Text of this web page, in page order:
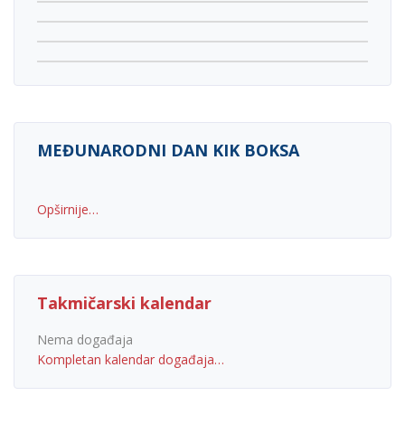
MEĐUNARODNI DAN KIK BOKSA
Opširnije…
Takmičarski kalendar
Nema događaja
Kompletan kalendar događaja…